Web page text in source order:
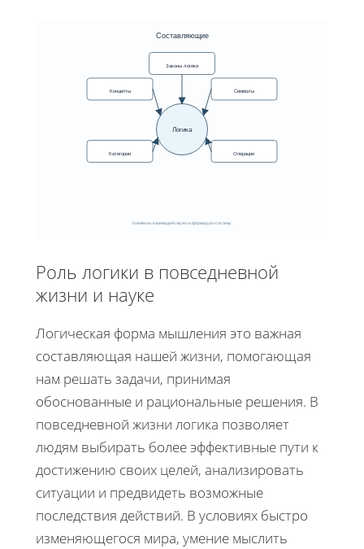
Составляющие
Законы логики
Концепты
Категории
Символы
Операции
Логика
Элементы взаимодействуют и формируют систему
Роль логики в повседневной
жизни и науке
Логическая форма мышления это важная
составляющая нашей жизни, помогающая
нам решать задачи, принимая
обоснованные и рациональные решения. В
повседневной жизни логика позволяет
людям выбирать более эффективные пути к
достижению своих целей, анализировать
ситуации и предвидеть возможные
последствия действий. В условиях быстро
изменяющегося мира, умение мыслить